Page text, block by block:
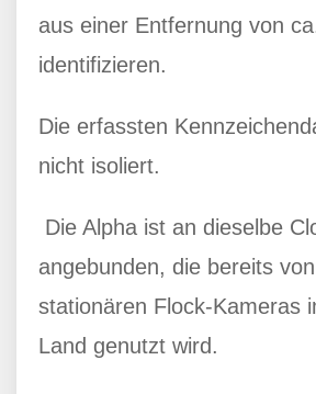
aus einer Entfernung von
identifizieren.
Die erfassten
nicht isoliert.
Die Alpha ist an dieselbe
angebunden, die bereits
stationären Flock-Kameras
Land genutzt wird.